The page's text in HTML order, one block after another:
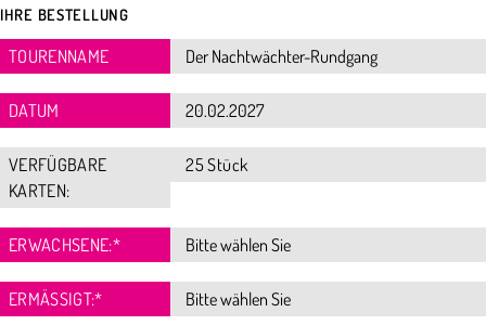
IHRE BESTELLUNG
TOURENNAME
DATUM
VERFÜGBARE
KARTEN:
25 Stück
ERWACHSENE:*
ERMÄSSIGT:*